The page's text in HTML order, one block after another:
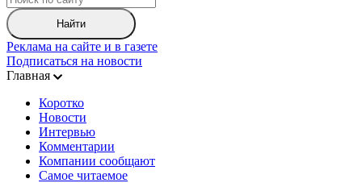
Найти
Реклама на сайте и в газете
Подписаться на новости
Главная
Коротко
Новости
Интервью
Комментарии
Компании сообщают
Самое читаемое